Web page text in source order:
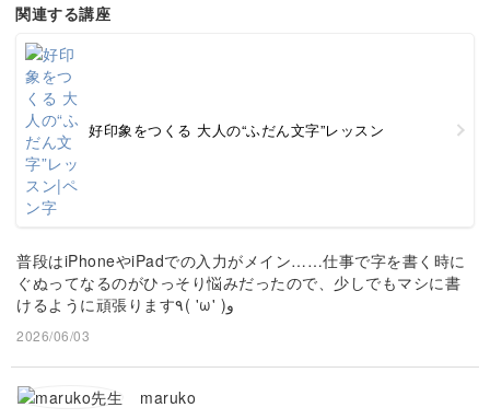
関連する講座
好印象をつくる 大人の“ふだん文字”レッスン
普段はiPhoneやiPadでの入力がメイン……仕事で字を書く時に
ぐぬってなるのがひっそり悩みだったので、少しでもマシに書
けるように頑張ります٩( 'ω' )و
2026/06/03
maruko